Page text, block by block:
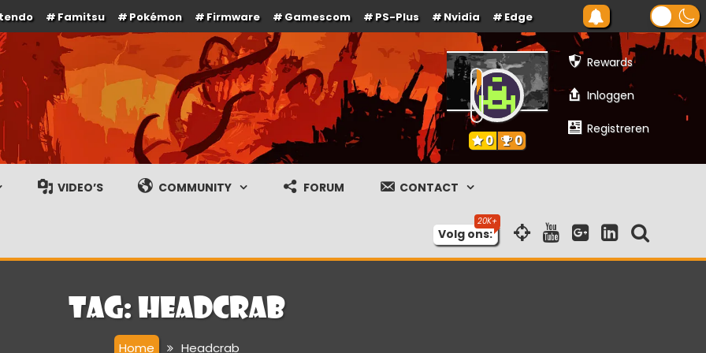
Famitsu Pokémon Firmware Gamescom PS-Plus Nvidia Edge
gameplay streams
Rewards
Inloggen
Registreren
0 0
VIDEO’S COMMUNITY FORUM CONTACT
Volg ons:
Tag: Headcrab
Home Headcrab